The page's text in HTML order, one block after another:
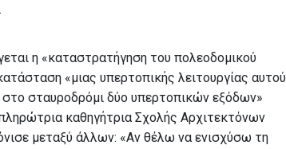
η «καταστρατήγηση του πολεοδομικού
«μιας υπερτοπικής λειτουργίας αυτού
στο σταυροδρόμι δύο υπερτοπικών εξόδων»
καθηγήτρια Σχολής Αρχιτεκτόνων
μεταξύ άλλων: «Αν θέλω να ενισχύσω τη